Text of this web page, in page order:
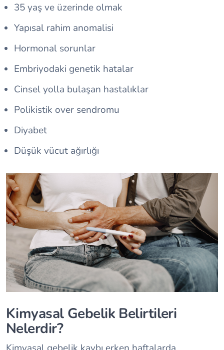
35 yaş ve üzerinde olmak
Yapısal rahim anomalisi
Hormonal sorunlar
Embriyodaki genetik hatalar
Cinsel yolla bulaşan hastalıklar
Polikistik over sendromu
Diyabet
Düşük vücut ağırlığı
Kimyasal Gebelik Belirtileri
Nelerdir?